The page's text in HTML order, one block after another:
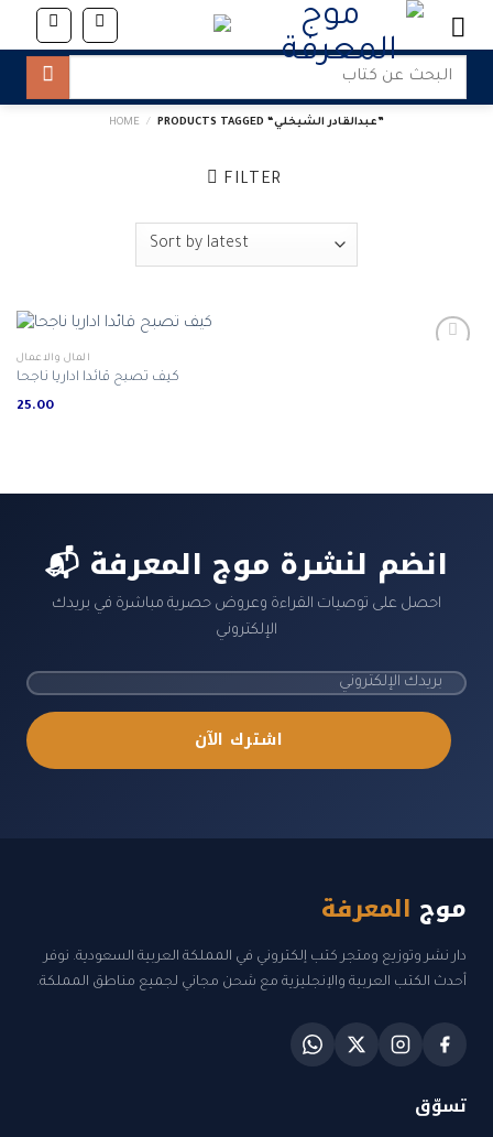
content
Search
HOME / PRODUCTS TAGGED “‎عبدالقادر الشيخلي‎”
FILTER
المال والاعمال
كيف تصبح قائدا اداريا ناجحا
25.00
📬 انضم لنشرة موج المعرفة
احصل على توصيات القراءة وعروض حصرية مباشرة في بريدك
الإلكتروني
اشترك الآن
موج المعرفة
دار نشر وتوزيع ومتجر كتب إلكتروني في المملكة العربية السعودية. نوفر
أحدث الكتب العربية والإنجليزية مع شحن مجاني لجميع مناطق المملكة.
تسوّق